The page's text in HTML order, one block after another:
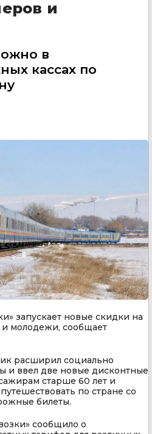
и
в
кассах по
запускает новые скидки на
молодежи, сообщает
расширил социально
и ввел две новые дисконтные
старше 60 лет и
по стране со
билеты.
сообщило о